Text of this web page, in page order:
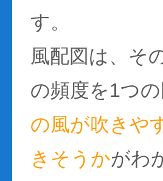
す。
風配図は、そ
の頻度を1つ
の風が吹きや
きそうかがわ